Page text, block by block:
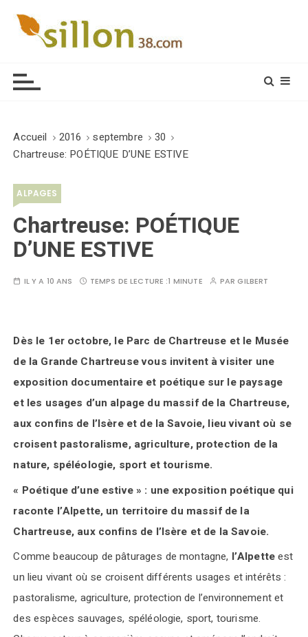
Accueil 2016 septembre
30
Chartreuse: POÉTIQUE D’UNE ESTIVE
ALPAGES
Chartreuse: POÉTIQUE
D’UNE ESTIVE
IL Y A 10 ANS TEMPS DE LECTURE :1 MINUTE PARGILBERT
Dès le 1er octobre, le Parc de Chartreuse et le Musée
de la Grande Chartreuse vous invitent à visiter une
exposition documentaire et poétique sur le paysage
et les usages d’un alpage du massif de la Chartreuse,
aux confins de l’Isère et de la Savoie, lieu vivant où se
croisent pastoralisme, agriculture, protection de la
nature, spéléologie, sport et tourisme.
« Poétique d’une estive » : une exposition poétique qui
raconte l’Alpette, un territoire du massif de la
Chartreuse, aux confins de l’Isère et de la Savoie.
Comme beaucoup de pâturages de montagne, l’Alpetteest
un lieu vivant où se croisent différents usages et intérêts :
pastoralisme, agriculture, protection de l’environnement et
des espèces sauvages, spéléologie, sport, tourisme.